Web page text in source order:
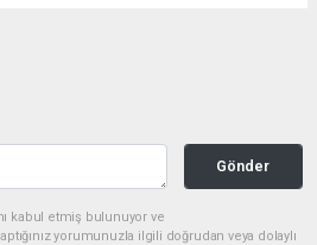
Gönder
kabul etmiş bulunuyor ve
yorumunuzla ilgili doğrudan veya dolaylı